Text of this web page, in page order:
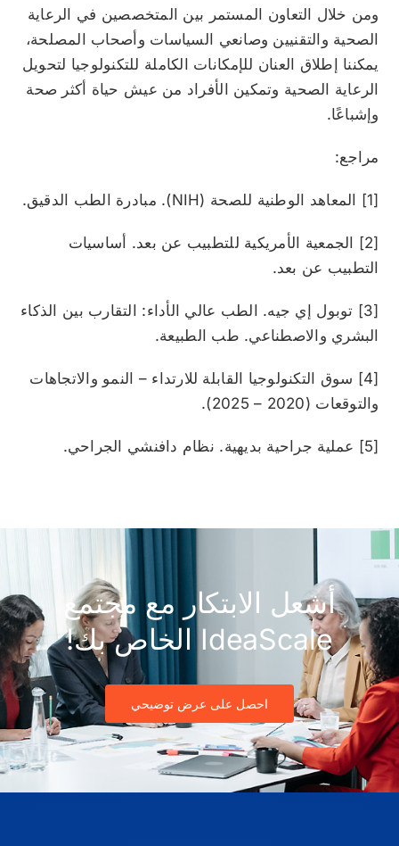
ومن خلال التعاون المستمر بين المتخصصين في الرعاية
الصحية والتقنيين وصانعي السياسات وأصحاب المصلحة،
يمكننا إطلاق العنان للإمكانات الكاملة للتكنولوجيا لتحويل
الرعاية الصحية وتمكين الأفراد من عيش حياة أكثر صحة
وإشباعًا.
مراجع:
[1] المعاهد الوطنية للصحة (NIH). مبادرة الطب الدقيق.
[2] الجمعية الأمريكية للتطبيب عن بعد. أساسيات
التطبيب عن بعد.
[3] توبول إي جيه. الطب عالي الأداء: التقارب بين الذكاء
البشري والاصطناعي. طب الطبيعة.
[4] سوق التكنولوجيا القابلة للارتداء – النمو والاتجاهات
والتوقعات (2020 – 2025).
[5] عملية جراحية بديهية. نظام دافنشي الجراحي.
أشعل الابتكار مع مجتمع
IdeaScale الخاص بك!
احصل على عرض توضيحي